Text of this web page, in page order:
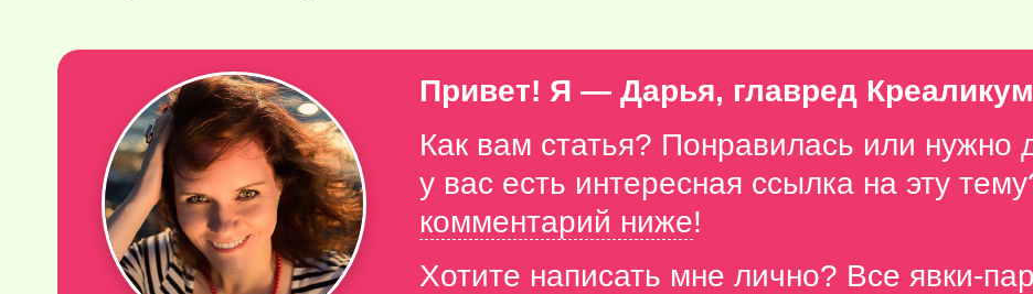
Привет! Я — Дарья, главред
Как вам статья? Понравилась или нужно
у вас есть интересная ссылка на эту
комментарий ниже!
Хотите написать мне лично? Все явки-